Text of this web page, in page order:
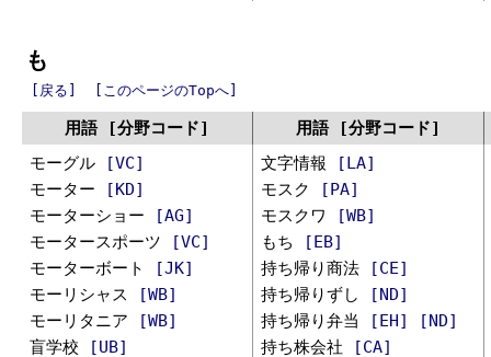
も
[戻る] [このページのTopへ]
用語 [分野コード]
用語 [分野コード]
モーグル
[VC]
モーター
[KD]
モーターショー
[AG]
モータースポーツ
[VC]
モーターボート
[JK]
モーリシャス
[WB]
モーリタニア
[WB]
盲学校
[UB]
文字情報
[LA]
モスク
[PA]
モスクワ
[WB]
もち
[EB]
持ち帰り商法
[CE]
持ち帰りずし
[ND]
持ち帰り弁当
[EH]
[ND]
持ち株会社
[CA]